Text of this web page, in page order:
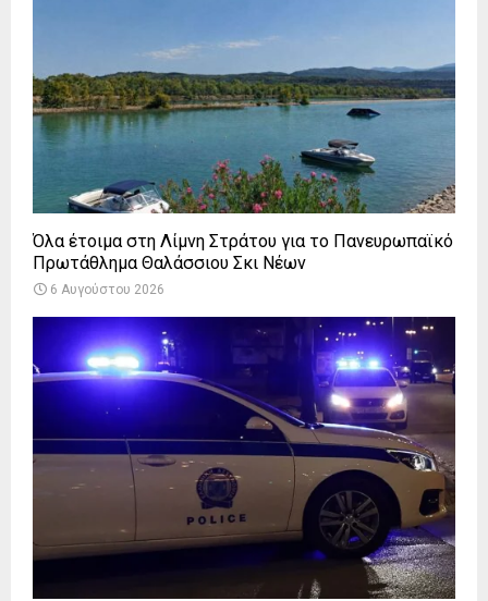
Όλα έτοιμα στη Λίμνη Στράτου για το Πανευρωπαϊκό
Πρωτάθλημα Θαλάσσιου Σκι Νέων
6 Αυγούστου 2026